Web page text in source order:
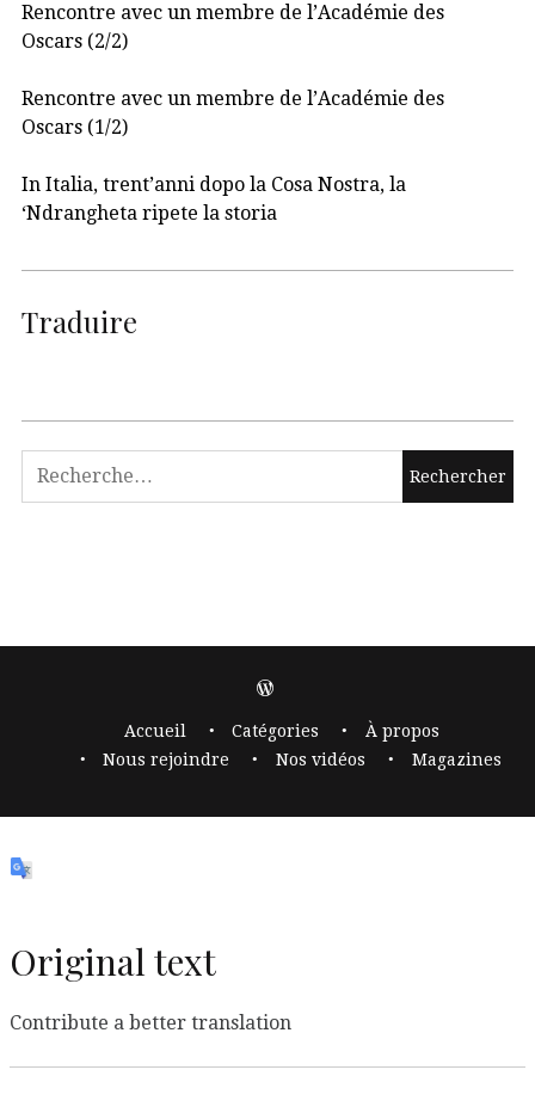
Rencontre avec un membre de l’Académie des
Oscars (2/2)
Rencontre avec un membre de l’Académie des
Oscars (1/2)
In Italia, trent’anni dopo la Cosa Nostra, la
‘Ndrangheta ripete la storia
Traduire
Accueil Catégories
À propos
Nous rejoindre
Nos vidéos Magazines
Original text
Contribute a better translation